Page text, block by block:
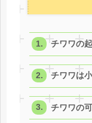
チワワの
チワワは
チワワの